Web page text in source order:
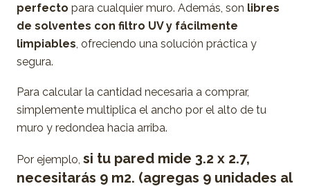
perfecto para cualquier muro. Además, son libres
de solventes con filtro UV y fácilmente
limpiables , ofreciendo una solución práctica y
segura.
Para calcular la cantidad necesaria a comprar,
simplemente multiplica el ancho por el alto de tu
muro y redondea hacia arriba.
Por ejemplo, si tu pared mide 3.2 x 2.7,
necesitarás 9 m2. (agregas 9 unidades al